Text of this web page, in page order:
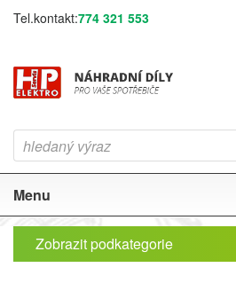
Tel.kontakt:774 321 553
Menu
Zobrazit podkategorie